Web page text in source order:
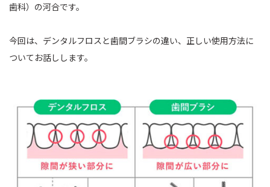
歯科）の河合です。
今回は、デンタルフロスと歯間ブラシの違い、正しい使用方法に
ついてお話しします。